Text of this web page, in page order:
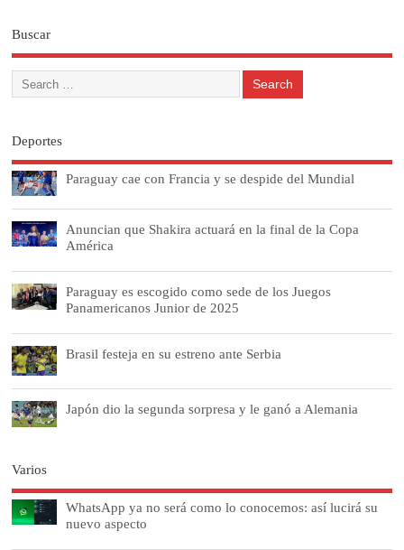
Buscar
Deportes
Paraguay cae con Francia y se despide del Mundial
Anuncian que Shakira actuará en la final de la Copa
América
Paraguay es escogido como sede de los Juegos
Panamericanos Junior de 2025
Brasil festeja en su estreno ante Serbia
Japón dio la segunda sorpresa y le ganó a Alemania
Varios
WhatsApp ya no será como lo conocemos: así lucirá su
nuevo aspecto